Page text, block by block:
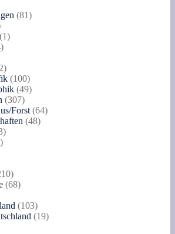
8181
Produkte
11
54
32
Produkte
100100
Produkte
4949
307307
Produkte
Forst 6464
4848
303
Produkte
116
210
Produkte
6868
103103
Produkte
1919